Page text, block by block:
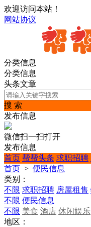
欢迎访问本站！
网站协议
分类信息
分类信息
头条文章
搜 索
发布信息
微信扫一扫打开
发布信息
首页 帮帮头条 求职招聘
首页 > 便民信息
类别：
不限 求职招聘 房屋租售
不限 便民信息
不限 美食 酒店 休闲娱乐
地区：